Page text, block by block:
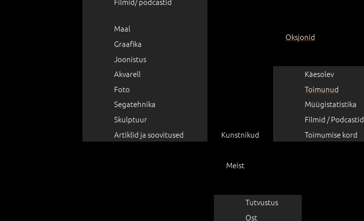
Maal
Graafika
Joonistus
Akvarell
Foto
Segatehnika
Skulptuur
Artiklid ja soovitused
Kunstnikud
Oksjonid
Käesolev
Toimunud
Müügistatistika
Filmid / Podcastid
Toimumise kord
Meist
Tutvustus
Ost